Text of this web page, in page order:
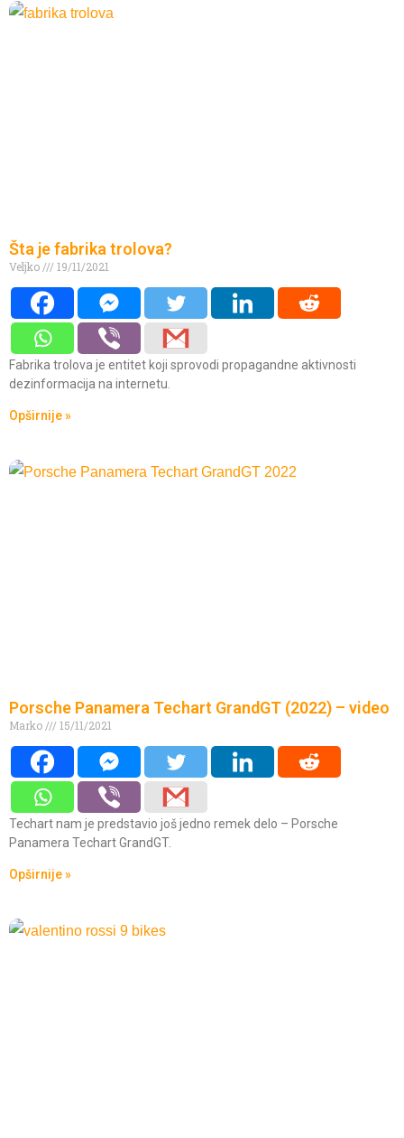
Šta je fabrika trolova?
Veljko 19/11/2021
Fabrika trolova je entitet koji sprovodi propagandne aktivnosti
dezinformacija na internetu.
Opširnije »
Porsche Panamera Techart GrandGT (2022) – video
Marko 15/11/2021
Techart nam je predstavio još jedno remek delo – Porsche
Panamera Techart GrandGT.
Opširnije »